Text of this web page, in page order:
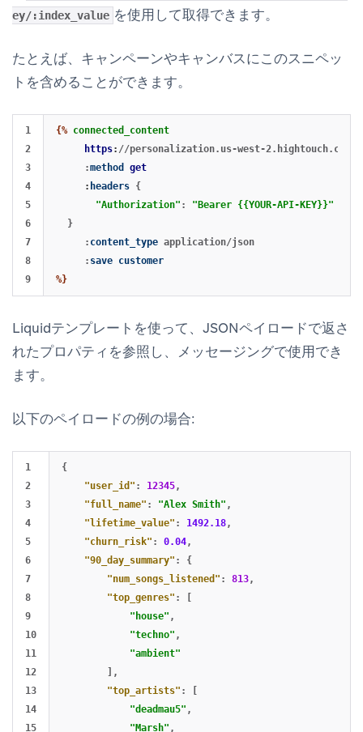
ey/:index_value を使用して取得できます。
たとえば、キャンペーンやキャンバスにこのスニペッ
トを含めることができます。
1
2
3
4
5
6
7
8
{% connected_content
https: //personalization.us-west-
:method
get
: headers {
"Authorization" :
"Bearer {{YOUR-API-KEY}}"
}
: content_type application/json
: save customer
%}
Liquidテンプレートを使って、JSONペイロードで返さ
れたプロパティを参照し、メッセージングで使用でき
ます。
以下のペイロードの例の場合:
1
2
3
4
5
6
7
8
9
10
11
12
13
14
15
{
"user_id" : 12345,
"full_name" : "Alex Smith" ,
"lifetime_value" : 1492.18,
"churn_risk" : 0.04,
"90_day_summary" :
{
"num_songs_listened" : 813,
"top_genres" :
"house" ,
"techno" ,
"ambient"
],
"top_artists" :
"deadmau5" ,
"Marsh" ,